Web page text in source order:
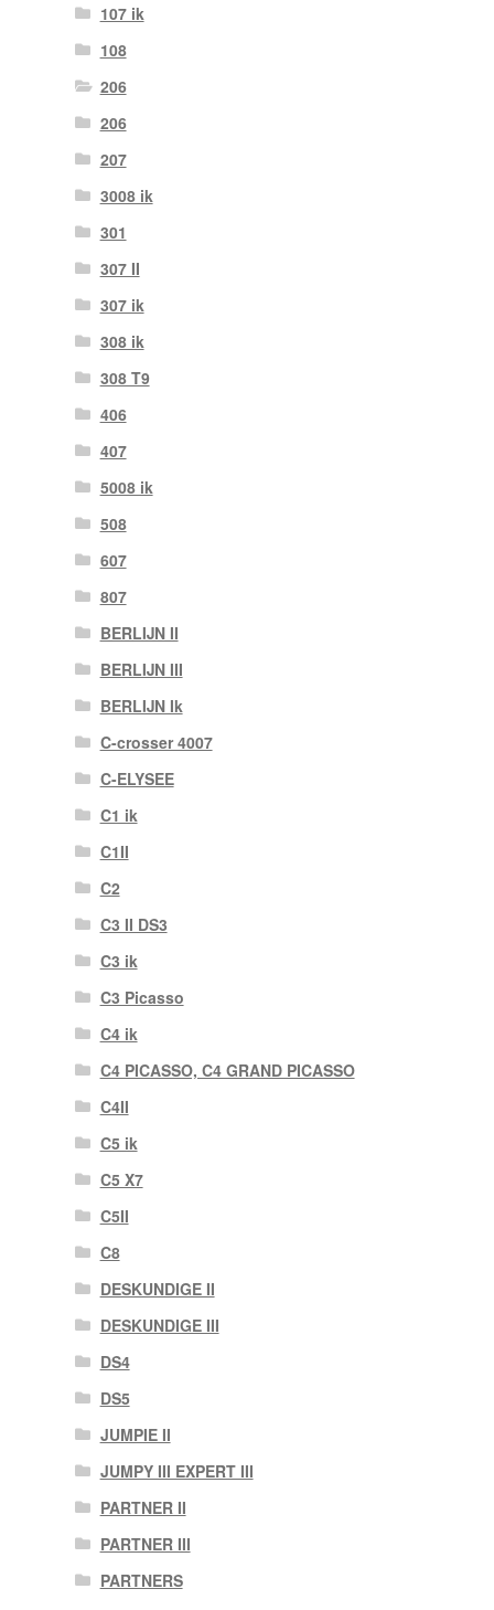
107 ik
108
206
206
207
3008 ik
301
307 II
307 ik
308 ik
308 T9
406
407
5008 ik
508
607
807
BERLIJN II
BERLIJN III
BERLIJN Ik
C-crosser 4007
C-ELYSEE
C1 ik
C1II
C2
C3 II DS3
C3 ik
C3 Picasso
C4 ik
C4 PICASSO, C4 GRAND PICASSO
C4II
C5 ik
C5 X7
C5II
C8
DESKUNDIGE II
DESKUNDIGE III
DS4
DS5
JUMPIE II
JUMPY III EXPERT III
PARTNER II
PARTNER III
PARTNERS